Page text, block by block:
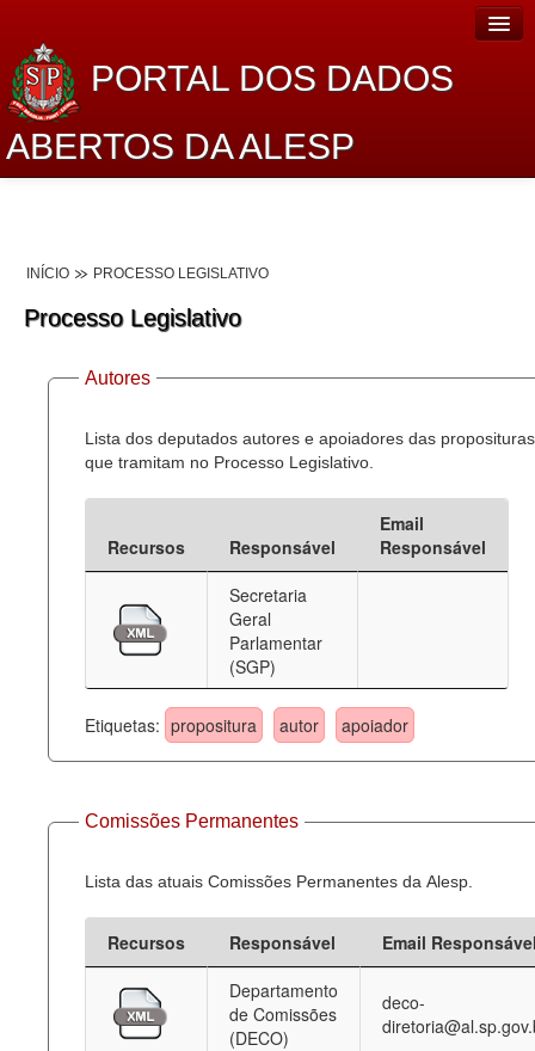
PORTAL DOS DADOS
ABERTOS DA ALESP
Lei de Acesso à Informação
Dados Governamentais Abertos
Planejamento
Catálogo de dados
Deputados Estaduais
Administração
Agenda
Perguntas frequentes
Contato
INÍCIO PROCESSO LEGISLATIVO
Processo Legislativo
Autores
Lista dos deputados autores e apoiadores das proposituras
que tramitam no Processo Legislativo.
Recursos Responsável
Email
Responsável
Secretaria
Geral
Parlamentar
(SGP)
Etiquetas: propositura autor apoiador
Comissões Permanentes
Lista das atuais Comissões Permanentes da Alesp.
Recursos Responsável
Email
Departamento
de Comissões
(DECO)
deco-